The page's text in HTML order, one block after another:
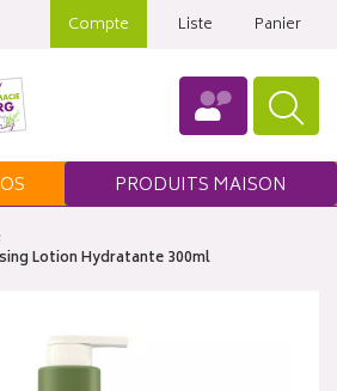
Compte Liste Panier
PRODUITS MAISON
Lotion Hydratante 300ml